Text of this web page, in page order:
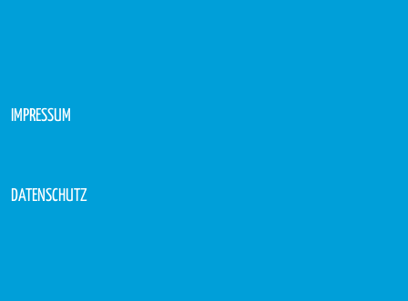
IMPRESSUM
DATENSCHUTZ